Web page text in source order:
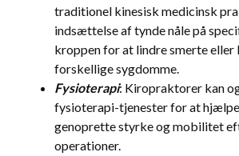
traditionel kinesisk medicinsk
indsættelse af tynde nåle på
kroppen for at lindre smerte eller
forskellige sygdomme.
Fysioterapi: Kiropraktorer kan
fysioterapi-tjenester for at
genoprette styrke og mobilitet
operationer.